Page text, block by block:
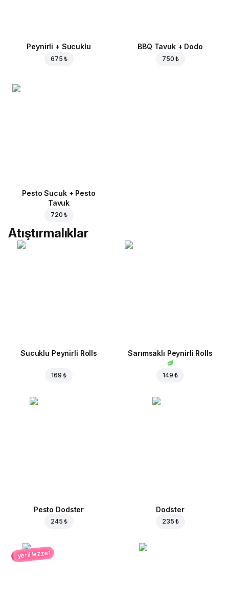
Peynirli + Sucuklu
675 ₺
BBQ Tavuk + Dodo
750 ₺
Pesto Sucuk + Pesto
Tavuk
720 ₺
Atıştırmalıklar
Sucuklu Peynirli Rolls
169 ₺
Sarımsaklı Peynirli Rolls
149 ₺
Pesto Dodster
245 ₺
Dodster
235 ₺
yerli lezzet